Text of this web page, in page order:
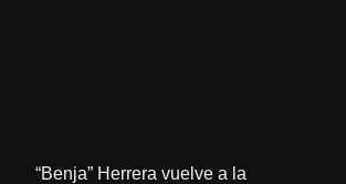
“Benja” Herrera vuelve a la